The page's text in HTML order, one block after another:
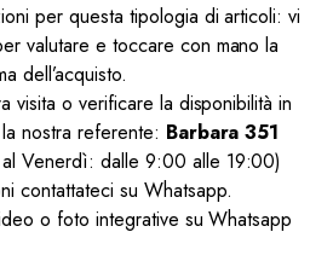
per questa tipologia di articoli: vi
valutare e toccare con mano la
dell’acquisto.
visita o verificare la disponibilità in
nostra referente: Barbara 351
Venerdì: dalle 9:00 alle 19:00)
contattateci su Whatsapp.
o foto integrative su Whatsapp